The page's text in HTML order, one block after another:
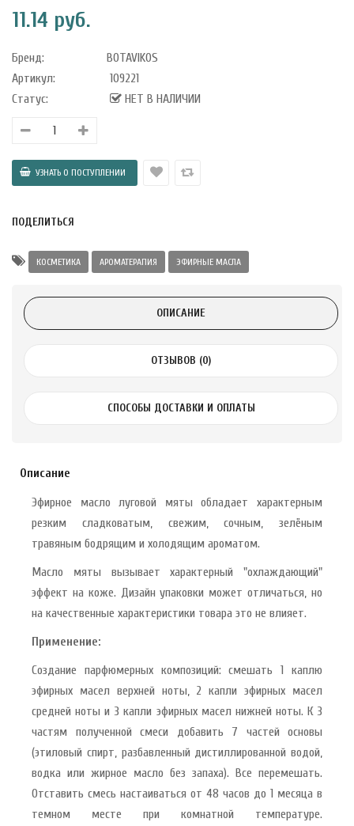
с
Укрепление
11.14 руб.
Бренд:
BOTAVIKOS
Артикул:
109221
Статус:
НЕТ В НАЛИЧИИ
ПОДЕЛИТЬСЯ
КОСМЕТИКА АРОМАТЕРАПИЯ ЭФИРНЫЕ МАСЛА
ОПИСАНИЕ
ОТЗЫВОВ (0)
СПОСОБЫ ДОСТАВКИ И ОПЛАТЫ
Описание
Эфирное масло луговой мяты обладает характерным
резким сладковатым, свежим, сочным, зелёным
травяным бодрящим и холодящим ароматом.
Масло мяты вызывает характерный "охлаждающий"
эффект на коже. Дизайн упаковки может отличаться, но
на качественные характеристики товара это не влияет.
Применение:
Создание парфюмерных композиций: смешать 1 каплю
эфирных масел верхней ноты, 2 капли эфирных масел
средней ноты и 3 капли эфирных масел нижней ноты. К 3
частям полученной смеси добавить 7 частей основы
(этиловый спирт, разбавленный дистиллированной водой,
водка или жирное масло без запаха). Все перемешать.
Отставить смесь настаиваться от 48 часов до 1 месяца в
темном месте при комнатной температуре.